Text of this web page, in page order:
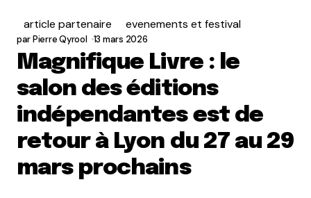
article partenaire evenements et festival
parPierre Qyrool 13 mars 2026
Magnifique Livre : le
salon des éditions
indépendantes est de
retour à Lyon du 27 au 29
mars prochains